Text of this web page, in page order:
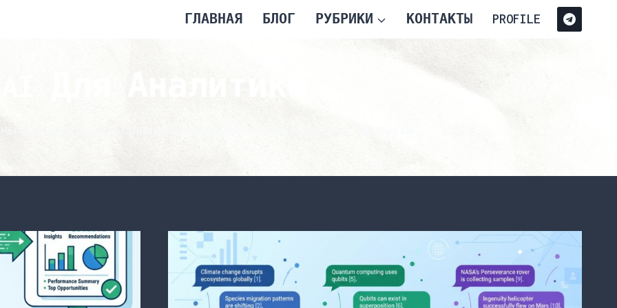
ГЛАВНАЯ БЛОГ РУБРИКИ КОНТАКТЫ PROFILE
анализ рынка, сравнение моделей, глубокий анализ, прогнозы.